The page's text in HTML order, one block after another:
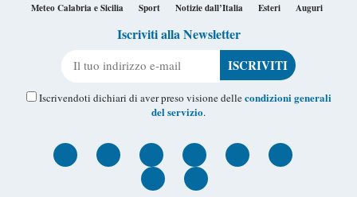
Meteo Calabria e Sicilia
Sport Notizie dall’Italia Esteri Auguri
Iscriviti alla Newsletter
Iscrivendoti dichiari di aver preso visione dellecondizioni generali
del servizio.